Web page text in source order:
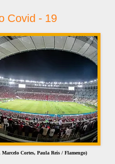
Covid - 19
Cortes, Paula Reis / Flamengo)